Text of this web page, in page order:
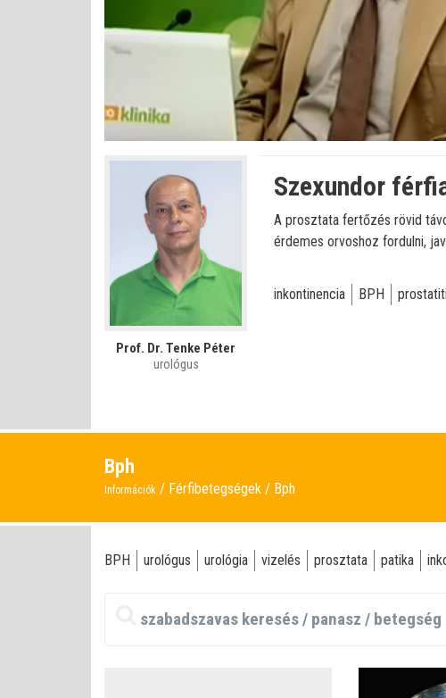
kikapcsolva
Betöltve
0%
0%
Prof. Dr. Tenke Péter
urológus
Szexundor
A prosztata fertőzés rövid
érdemes orvoshoz fordulni,
inkontinencia BPH
Bph
Információk Férfibetegségek Bph
BPH urológus urológia vizelés prosztata patika